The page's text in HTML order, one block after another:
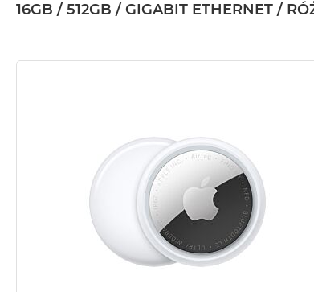
16GB / 512GB / GIGABIT ETHERNET /